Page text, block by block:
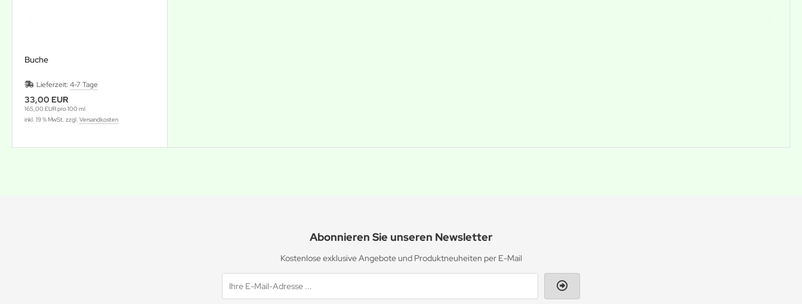
Buche
Lieferzeit: 4-7 Tage
33,00 EUR
165,00 EUR pro 100 ml
inkl. 19 % MwSt. zzgl. Versandkosten
Abonnieren Sie unseren Newsletter
Kostenlose exklusive Angebote und Produktneuheiten per E-Mail